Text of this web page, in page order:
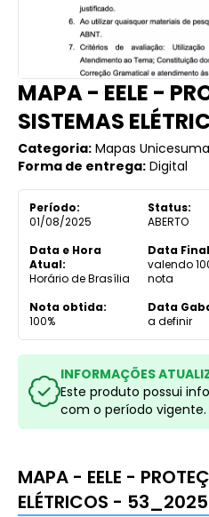
MAPA - EELE -
SISTEMAS
Categoria: Mapas
Forma de entrega: Digital
Período:
01/08/2025
Status:
ABERTO
Data e Hora
Atual:
Horário de Brasília
Data
valendo
nota
Nota obtida:
100%
Data
a definir
INFORMAÇÕES
Este produto possui
com o período vigente.
MAPA - EELE -
ELÉTRICOS - 53_2025